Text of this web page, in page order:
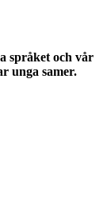
språket och vår
unga samer.